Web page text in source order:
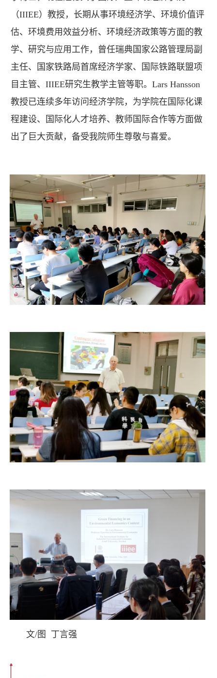
（IIIEE）教授，长期从事环境经济学、环境价值评
估、环境费用效益分析、环境经济政策等方面的教
学、研究与应用工作，曾任瑞典国家公路管理局副
主任、国家铁路局首席经济学家、国际铁路联盟项
目主管、IIIEE研究生教学主管等职。Lars Hansson
教授已连续多年访问经济学院，为学院在国际化课
程建设、国际化人才培养、教师国际合作等方面做
出了巨大贡献，备受我院师生尊敬与喜爱。
文/图 丁言强